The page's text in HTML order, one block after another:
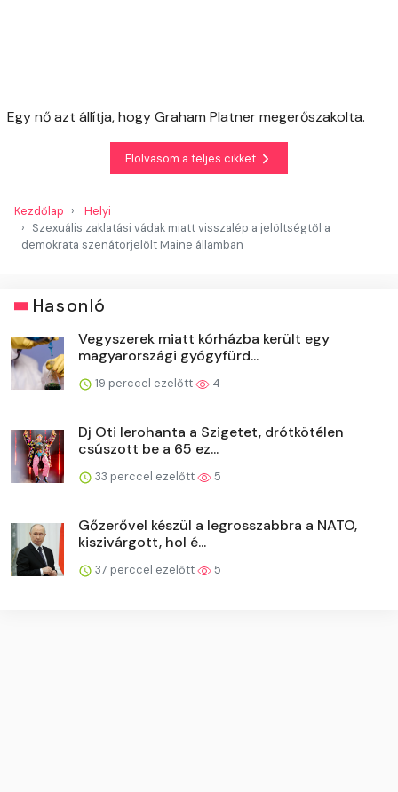
Egy nő azt állítja, hogy Graham Platner megerőszakolta.
Elolvasom a teljes cikket
Kezdőlap
Helyi
Szexuális zaklatási vádak miatt visszalép a jelöltségtől a
demokrata szenátorjelölt Maine államban
Hasonló
Vegyszerek miatt kórházba került egy
magyarországi gyógyfürd...
19 perccel ezelőtt 4
Dj Oti lerohanta a Szigetet, drótkötélen
csúszott be a 65 ez...
33 perccel ezelőtt 5
Gőzerővel készül a legrosszabbra a NATO,
kiszivárgott, hol é...
37 perccel ezelőtt 5